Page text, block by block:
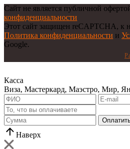
Сайт не является публичной
конфиденциальности
Этот сайт защищен reCAPTCHA, к
Политика конфиденциальности и
Google.
Касса
Виза, Мастеркард, Маэстро, Мир,
Наверх